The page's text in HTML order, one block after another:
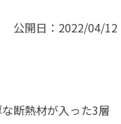
公開日：2022/04/12
断熱材が入った3層